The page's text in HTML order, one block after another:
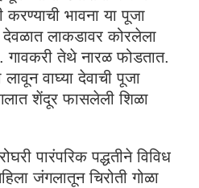
करण्याची भावना या पूजा
देवळात लाकडावर कोरलेला
गावकरी तेथे नारळ फोडतात.
वाघ्या देवाची पूजा
शेंदूर फासलेली शिळा
पारंपरिक पद्धतीने विविध
जंगलातून चिरोती गोळा